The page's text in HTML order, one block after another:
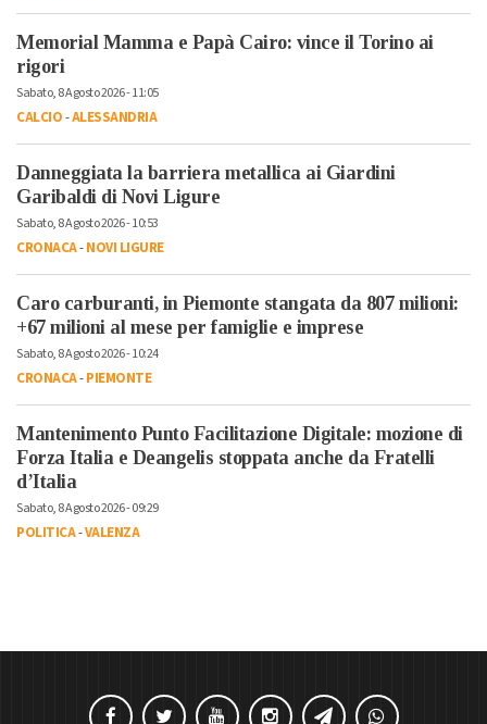
Memorial Mamma e Papà Cairo: vince il Torino ai
rigori
Sabato, 8 Agosto 2026 - 11:05
CALCIO-ALESSANDRIA
Danneggiata la barriera metallica ai Giardini
Garibaldi di Novi Ligure
Sabato, 8 Agosto 2026 - 10:53
CRONACA-NOVI LIGURE
Caro carburanti, in Piemonte stangata da 807 milioni:
+67 milioni al mese per famiglie e imprese
Sabato, 8 Agosto 2026 - 10:24
CRONACA-PIEMONTE
Mantenimento Punto Facilitazione Digitale: mozione di
Forza Italia e Deangelis stoppata anche da Fratelli
d’Italia
Sabato, 8 Agosto 2026 - 09:29
POLITICA-VALENZA